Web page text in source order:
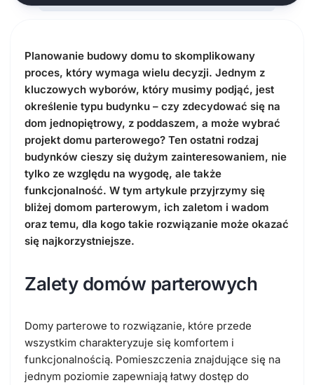
Planowanie budowy domu to skomplikowany
proces, który wymaga wielu decyzji. Jednym z
kluczowych wyborów, który musimy podjąć, jest
określenie typu budynku – czy zdecydować się na
dom jednopiętrowy, z poddaszem, a może wybrać
projekt domu parterowego? Ten ostatni rodzaj
budynków cieszy się dużym zainteresowaniem, nie
tylko ze względu na wygodę, ale także
funkcjonalność. W tym artykule przyjrzymy się
bliżej domom parterowym, ich zaletom i wadom
oraz temu, dla kogo takie rozwiązanie może okazać
się najkorzystniejsze.
Zalety domów parterowych
Domy parterowe to rozwiązanie, które przede
wszystkim charakteryzuje się komfortem i
funkcjonalnością. Pomieszczenia znajdujące się na
jednym poziomie zapewniają łatwy dostęp do